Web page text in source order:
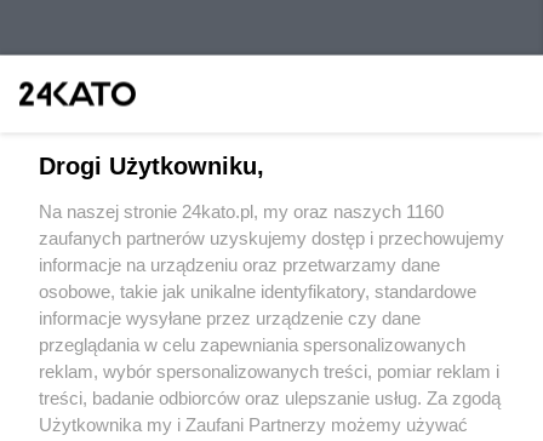
Wydawca mediów lokalnych
Nie zapomnij
zapoznać się z:
polityką prywatności regulamin korzystania z portali
Twojemiasto Skontaktuj sięz nami
Drogi Użytkowniku,
Na naszej stronie 24kato.pl, my oraz naszych 1160
zaufanych partnerów uzyskujemy dostęp i przechowujemy
informacje na urządzeniu oraz przetwarzamy dane
osobowe, takie jak unikalne identyfikatory, standardowe
informacje wysyłane przez urządzenie czy dane
przeglądania w celu zapewniania spersonalizowanych
reklam, wybór spersonalizowanych treści, pomiar reklam i
treści, badanie odbiorców oraz ulepszanie usług. Za zgodą
Użytkownika my i Zaufani Partnerzy możemy używać